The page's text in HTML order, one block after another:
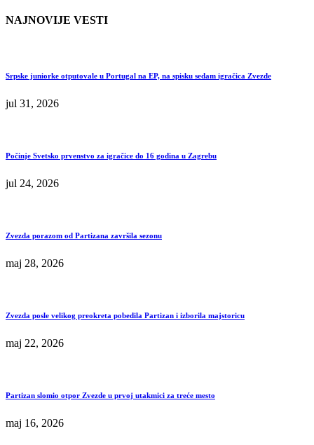
NAJNOVIJE VESTI
Srpske juniorke otputovale u Portugal na EP, na spisku sedam igračica Zvezde
jul 31, 2026
Počinje Svetsko prvenstvo za igračice do 16 godina u Zagrebu
jul 24, 2026
Zvezda porazom od Partizana završila sezonu
maj 28, 2026
Zvezda posle velikog preokreta pobedila Partizan i izborila majstoricu
maj 22, 2026
Partizan slomio otpor Zvezde u prvoj utakmici za treće mesto
maj 16, 2026